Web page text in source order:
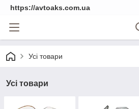
https://avtoaks.com.ua
Усі товари
Усі товари